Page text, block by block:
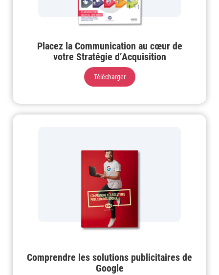
Placez la Communication au cœur de
votre Stratégie d’Acquisition
Télécharger
Comprendre les solutions publicitaires de
Google